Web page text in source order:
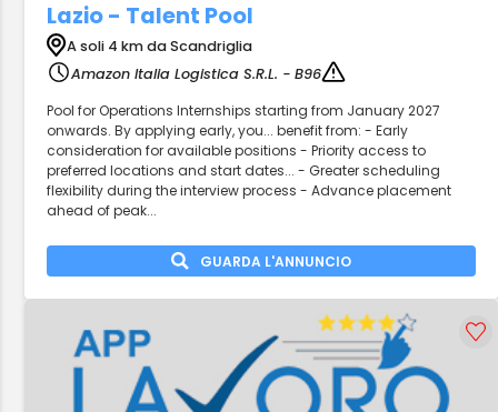
Lazio - Talent Pool
A soli 4 km da Scandriglia
Amazon Italia Logistica S.R.L. - B96
Pool for Operations Internships starting from January 2027
onwards. By applying early, you... benefit from: - Early
consideration for available positions - Priority access to
preferred locations and start dates... - Greater scheduling
flexibility during the interview process - Advance placement
ahead of peak...
GUARDA L'ANNUNCIO